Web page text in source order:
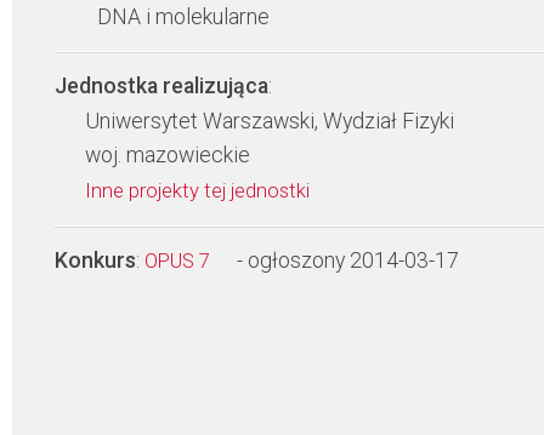
DNA i molekularne
Jednostka realizująca:
Uniwersytet Warszawski, Wydział Fizyki
woj. mazowieckie
Inne projekty tej jednostki
Konkurs: OPUS 7 - ogłoszony 2014-03-17